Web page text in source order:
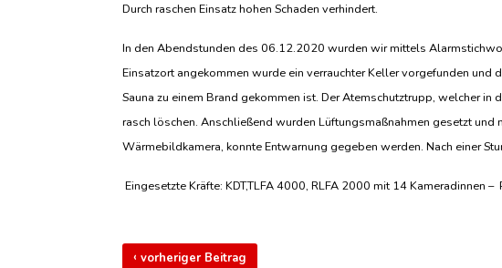
Durch raschen Einsatz hohen Schaden verhindert.
In den Abendstunden des 06.12.2020 wurden wir mittels
Einsatzort angekommen wurde ein verrauchter Keller vorgefunden
Sauna zu einem Brand gekommen ist. Der Atemschutztrupp, welcher
rasch löschen. Anschließend wurden Lüftungsmaßnahmen gesetzt
Wärmebildkamera, konnte Entwarnung gegeben werden. Nach einer
Eingesetzte Kräfte: KDT,TLFA 4000, RLFA 2000 mit 14 Kameradinnen –
‹ vorheriger Beitrag